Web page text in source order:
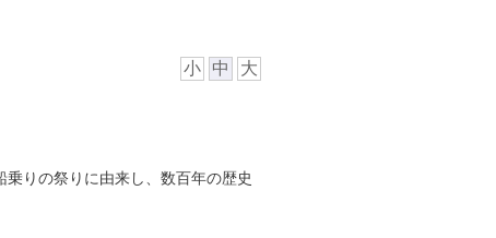
小 中 大
りの祭りに由来し、数百年の歴史